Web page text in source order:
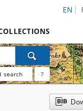
EN
search ?